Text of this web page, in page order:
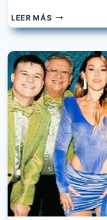
LEER MÁSRAFAGA,
JIMENA
BARON
NOCHE
DE
ESTRELLAS